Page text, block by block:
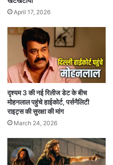
April 17, 2026
दृश्यम 3 की नई रिलीज डेट के बीच
मोहनलाल पहुंचे हाईकोर्ट, पर्सनैलिटी
राइट्स की सुरक्षा की मांग
March 24, 2026